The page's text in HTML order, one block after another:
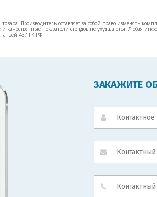
Производитель оставляет за собой право изменять
показатели стендов не ухудшаются. Любая
437 ГК РФ.
ЗАКАЖИТЕ